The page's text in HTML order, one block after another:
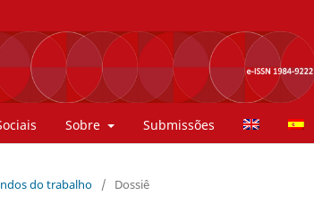
Sobre Submissões
do trabalho / Dossiê